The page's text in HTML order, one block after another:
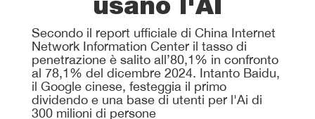
Secondo il report ufficiale di China Internet
Network Information Center il tasso di
penetrazione è salito all’80,1% in confronto
al 78,1% del dicembre 2024. Intanto Baidu,
il Google cinese, festeggia il primo
dividendo e una base di utenti per l'Ai di
300 milioni di persone